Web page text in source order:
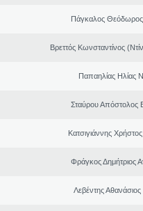
Πάγκαλος
Βρεττός Κωνσταντίνος
Παπαηλίας Ηλίας
Σταύρου Απόστολος
Κατσιγιάννης
Φράγκος Δημήτριος
Λεβέντης